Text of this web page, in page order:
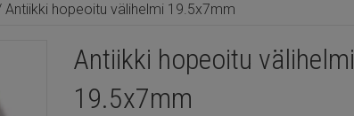
hopeoitu välihelmi 19.5x7mm
Antiikki hopeoitu välihelmi
19.5x7mm